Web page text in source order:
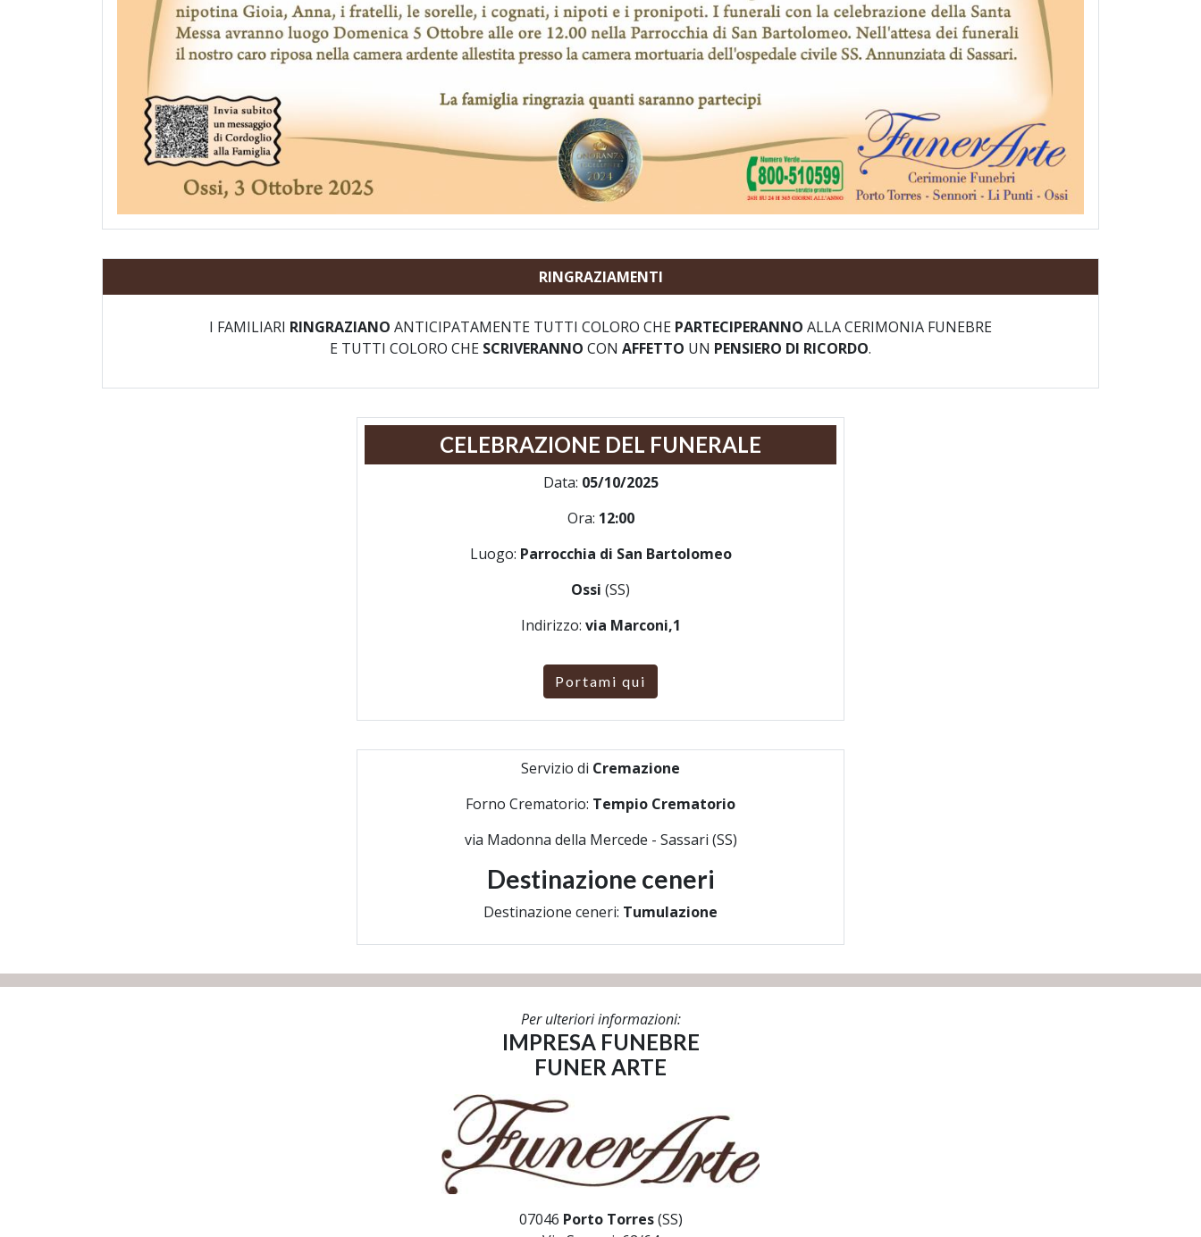
RINGRAZIAMENTI
I FAMILIARI RINGRAZIANO ANTICIPATAMENTE TUTTI COLORO CHE PARTECIPERANNO ALLA CERIMONIA FUNEBRE
E TUTTI COLORO CHE SCRIVERANNO CON AFFETTO UN PENSIERO DI RICORDO.
CELEBRAZIONE DEL FUNERALE
Data: 05/10/2025
Ora: 12:00
Luogo: Parrocchia di San Bartolomeo
Ossi (SS)
Indirizzo: via Marconi,1
Portami qui
Servizio di Cremazione
Forno Crematorio: Tempio Crematorio
via Madonna della Mercede - Sassari (SS)
Destinazione ceneri
Destinazione ceneri: Tumulazione
Per ulteriori informazioni:
IMPRESA FUNEBRE
FUNER ARTE
07046 Porto Torres(SS)